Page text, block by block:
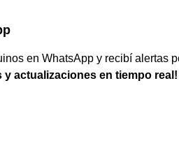
en WhatsApp y recibí alertas
y actualizaciones en tiempo real!